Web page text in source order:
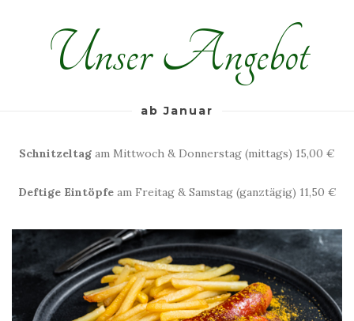
Unser Angebot
ab Januar
Schnitzeltag am Mittwoch & Donnerstag (mittags) 15,00 €
Deftige Eintöpfeam Freitag & Samstag (ganztägig) 11,50 €